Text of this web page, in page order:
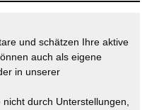
und schätzen Ihre aktive
auch als eigene
in unserer
durch Unterstellungen,